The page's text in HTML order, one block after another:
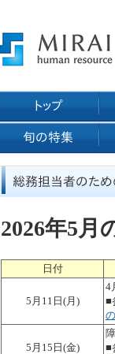
2026年5月
日付
5月11日(月)
4
■
5月15日(金)
■